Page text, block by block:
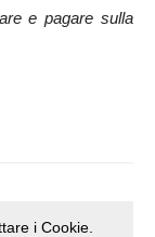
e pagare sulla
i Cookie.